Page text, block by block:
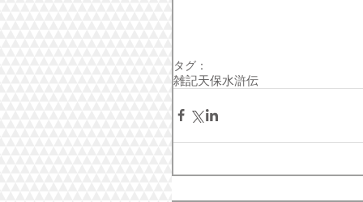
タグ：
雑記天保水滸伝